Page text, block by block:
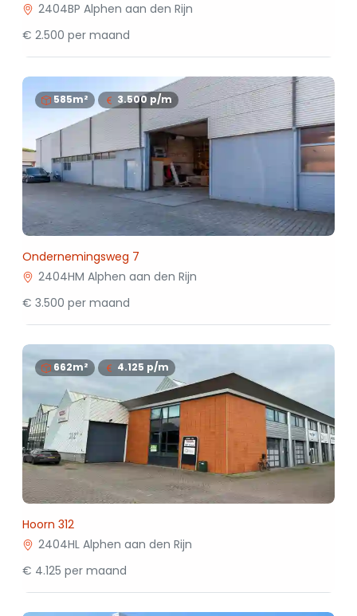
2404BP Alphen aan den Rijn
€ 2.500 per maand
585m² 3.500 p/m
Ondernemingsweg 7
2404HM Alphen aan den Rijn
€ 3.500 per maand
662m² 4.125 p/m
Hoorn 312
2404HL Alphen aan den Rijn
€ 4.125 per maand